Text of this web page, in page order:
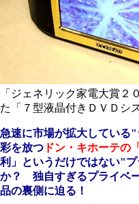
「ジェネリック家電大賞２
た「７型液晶付きＤＶＤシ
急速に市場が拡大している
彩を放つ ドン・キホーテの
利」というだけではない"
か？ 独自すぎるプライベ
品の裏側に迫る！